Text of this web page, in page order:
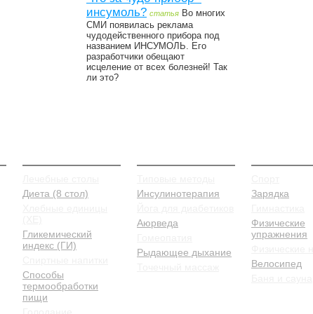
инсумоль? статья Во многих
СМИ появилась реклама
чудодейственного прибора под
названием ИНСУМОЛЬ. Его
разработчики обещают
исцеление от всех болезней! Так
ли это?
Диета (8 стол)
Гликемический
индекс (ГИ)
Способы
термообработки
пищи
Инсулинотерапия
Аюрведа
Рыдающее дыхание
Зарядка
Физические
упражнения
Велосипед